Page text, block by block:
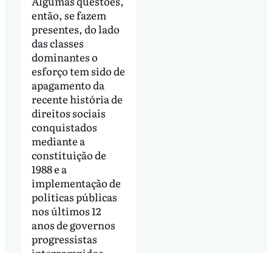
então, se fazem
presentes, do lado
das classes
dominantes o
esforço tem sido de
apagamento da
recente história de
direitos sociais
conquistados
mediante a
constituição de
1988 e a
implementação de
políticas públicas
nos últimos 12
anos de governos
progressistas